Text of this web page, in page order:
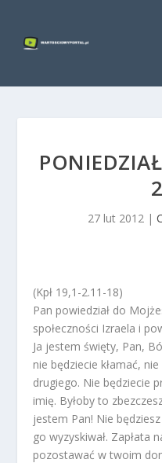
27 lut 2012|
(Kpł 19,1-2.11-18)
Pan powiedział do
społeczności Izraela i
Ja jestem święty, Pan,
nie będziecie kłamać,
drugiego. Nie będziecie
imię. Byłoby to
jestem Pan! Nie
go wyzyskiwał. Zapłata
pozostawać w twoim